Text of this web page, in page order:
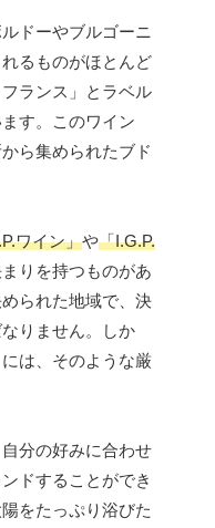
ドーやブルゴーニ
るものがほとんど
ランス」とラベル
す。このワイン
ら集められたブド
ワイン」や「I.G.P.
りを持つものがあ
られた地域で、決
りません。しか
は、そのような厳
分の好みに合わせ
ドすることができ
をたっぷり浴びた